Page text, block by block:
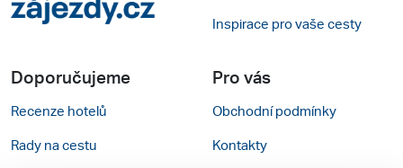
Inspirace pro vaše cesty
Doporučujeme
Recenze hotelů
Rady na cestu
Pro vás
Obchodní podmínky
Kontakty